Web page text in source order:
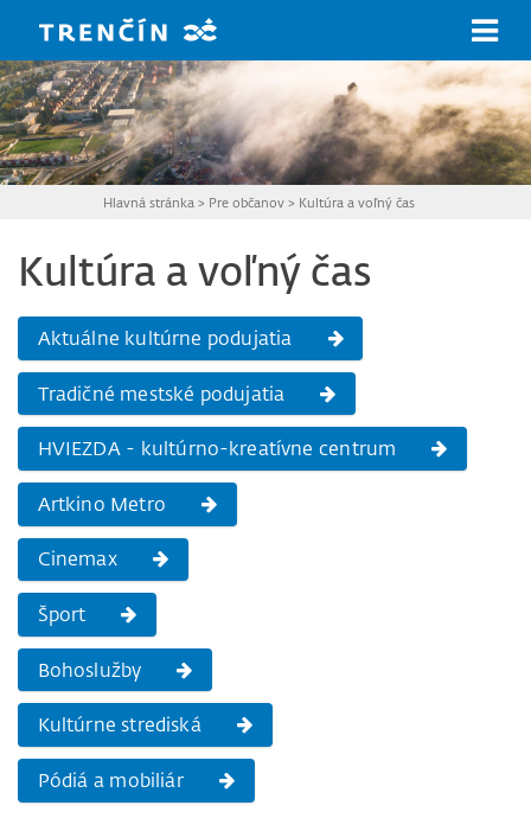
Hlavná stránka > Pre občanov> Kultúra a voľný čas
Kultúra a voľný čas
Aktuálne kultúrne podujatia
Tradičné mestské podujatia
HVIEZDA - kultúrno-kreatívne centrum
Artkino Metro
Cinemax
Šport
Bohoslužby
Kultúrne strediská
Pódiá a mobiliár